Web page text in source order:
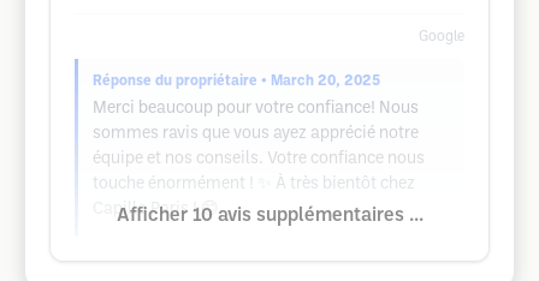
Google
Réponse du propriétaire • March 20, 2025
Merci beaucoup pour votre confiance! Nous
sommes ravis que vous ayez apprécié notre
équipe et nos conseils. Votre confiance nous
touche énormément ! ✨ À très bientôt chez
Capillo Paris ! 😊
Afficher 10 avis supplémentaires ...